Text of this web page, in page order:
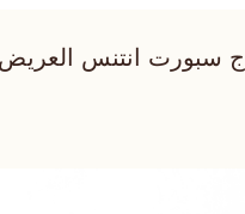
سبورت انتنس العريض